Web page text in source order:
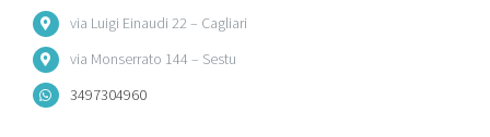
via Luigi Einaudi 22 – Cagliari
via Monserrato 144 – Sestu
3497304960